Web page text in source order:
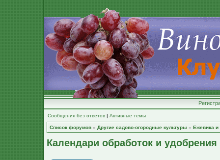
Сообщения без ответов | Активные темы
Список форумов » Другие садово-огородные культуры » Ежевика и
Календари обработок и удобрения